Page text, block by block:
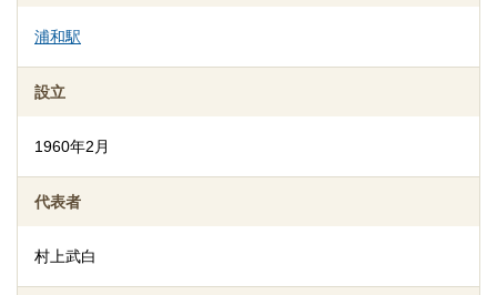
人柄を伝える葬儀演出
想い出の品々を展示する「メモリアルコーナー」の設置をご提案
ニーです。ご遺族様が故人様の大切な想い出に囲まれて一日を過
浦和駅
設立
1960年2月
代表者
村上武白